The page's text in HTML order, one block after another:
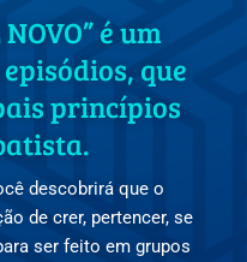
NOVO” é um
que
princípios
descobrirá que o
de crer, pertencer, se
ser feito em grupos